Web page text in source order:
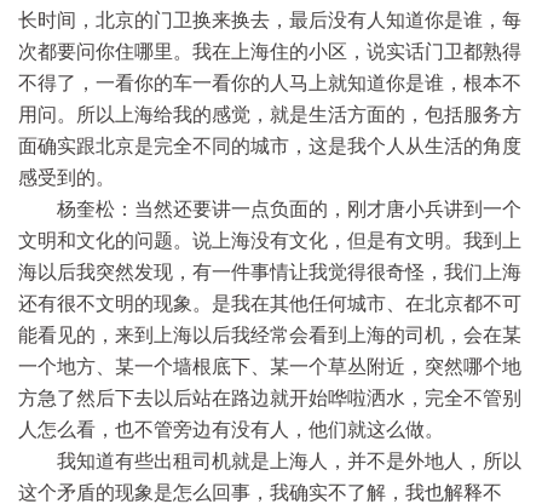
长时间，北京的门卫换来换去，最后没有人知道你是谁，每
次都要问你住哪里。我在上海住的小区，说实话门卫都熟得
不得了，一看你的车一看你的人马上就知道你是谁，根本不
用问。所以上海给我的感觉，就是生活方面的，包括服务方
面确实跟北京是完全不同的城市，这是我个人从生活的角度
感受到的。
杨奎松：当然还要讲一点负面的，刚才唐小兵讲到一个
文明和文化的问题。说上海没有文化，但是有文明。我到上
海以后我突然发现，有一件事情让我觉得很奇怪，我们上海
还有很不文明的现象。是我在其他任何城市、在北京都不可
能看见的，来到上海以后我经常会看到上海的司机，会在某
一个地方、某一个墙根底下、某一个草丛附近，突然哪个地
方急了然后下去以后站在路边就开始哗啦洒水，完全不管别
人怎么看，也不管旁边有没有人，他们就这么做。
我知道有些出租司机就是上海人，并不是外地人，所以
这个矛盾的现象是怎么回事，我确实不了解，我也解释不